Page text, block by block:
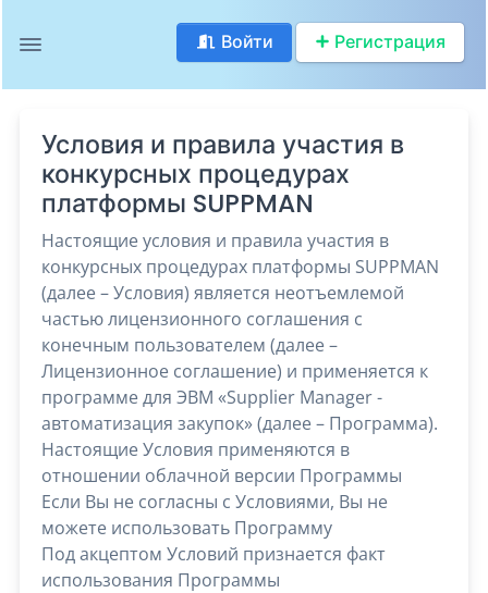
Войти Регистрация
Условия и правила участия в
конкурсных процедурах
платформы SUPPMAN
Настоящие условия и правила участия в
конкурсных процедурах платформы SUPPMAN
(далее – Условия) является неотъемлемой
частью лицензионного соглашения с
конечным пользователем (далее –
Лицензионное соглашение) и применяется к
программе для ЭВМ «Supplier Manager -
автоматизация закупок» (далее – Программа).
Настоящие Условия применяются в
отношении облачной версии Программы
Если Вы не согласны с Условиями, Вы не
можете использовать Программу
Под акцептом Условий признается факт
использования Программы